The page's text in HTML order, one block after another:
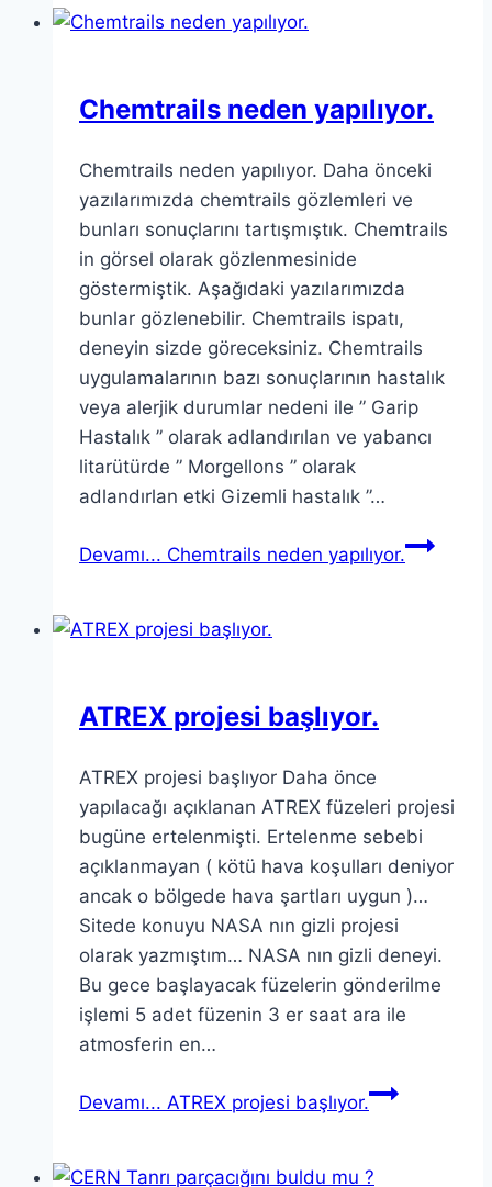
Chemtrails neden yapılıyor.
Chemtrails neden yapılıyor. Daha önceki
yazılarımızda chemtrails gözlemleri ve
bunları sonuçlarını tartışmıştık. Chemtrails
in görsel olarak gözlenmesinide
göstermiştik. Aşağıdaki yazılarımızda
bunlar gözlenebilir. Chemtrails ispatı,
deneyin sizde göreceksiniz. Chemtrails
uygulamalarının bazı sonuçlarının hastalık
veya alerjik durumlar nedeni ile ” Garip
Hastalık ” olarak adlandırılan ve yabancı
litarütürde ” Morgellons ” olarak
adlandırlan etki Gizemli hastalık ”…
Devamı... Chemtrails neden yapılıyor.
ATREX projesi başlıyor.
ATREX projesi başlıyor Daha önce
yapılacağı açıklanan ATREX füzeleri projesi
bugüne ertelenmişti. Ertelenme sebebi
açıklanmayan ( kötü hava koşulları deniyor
ancak o bölgede hava şartları uygun )…
Sitede konuyu NASA nın gizli projesi
olarak yazmıştım… NASA nın gizli deneyi.
Bu gece başlayacak füzelerin gönderilme
işlemi 5 adet füzenin 3 er saat ara ile
atmosferin en…
Devamı... ATREX projesi başlıyor.